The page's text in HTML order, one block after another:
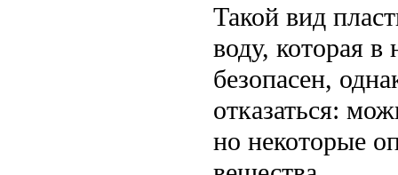
Такой вид
воду, которая
безопасен,
отказаться:
но некоторые